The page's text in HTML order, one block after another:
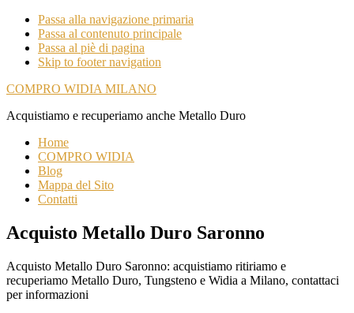
Passa alla navigazione primaria
Passa al contenuto principale
Passa al piè di pagina
Skip to footer navigation
COMPRO WIDIA MILANO
Acquistiamo e recuperiamo anche Metallo Duro
Home
COMPRO WIDIA
Blog
Mappa del Sito
Contatti
Acquisto Metallo Duro Saronno
Acquisto Metallo Duro Saronno: acquistiamo ritiriamo e
recuperiamo Metallo Duro, Tungsteno e Widia a Milano, contattaci
per informazioni